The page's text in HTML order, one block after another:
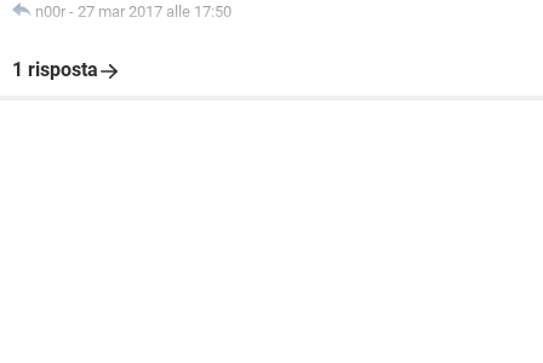
n00r - 27 mar 2017 alle 17:50
1 risposta